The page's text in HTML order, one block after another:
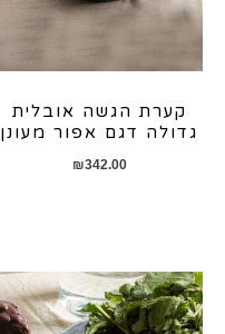
קערת הגשה אובלית
גדולה דגם אפור מעונן
₪342.00